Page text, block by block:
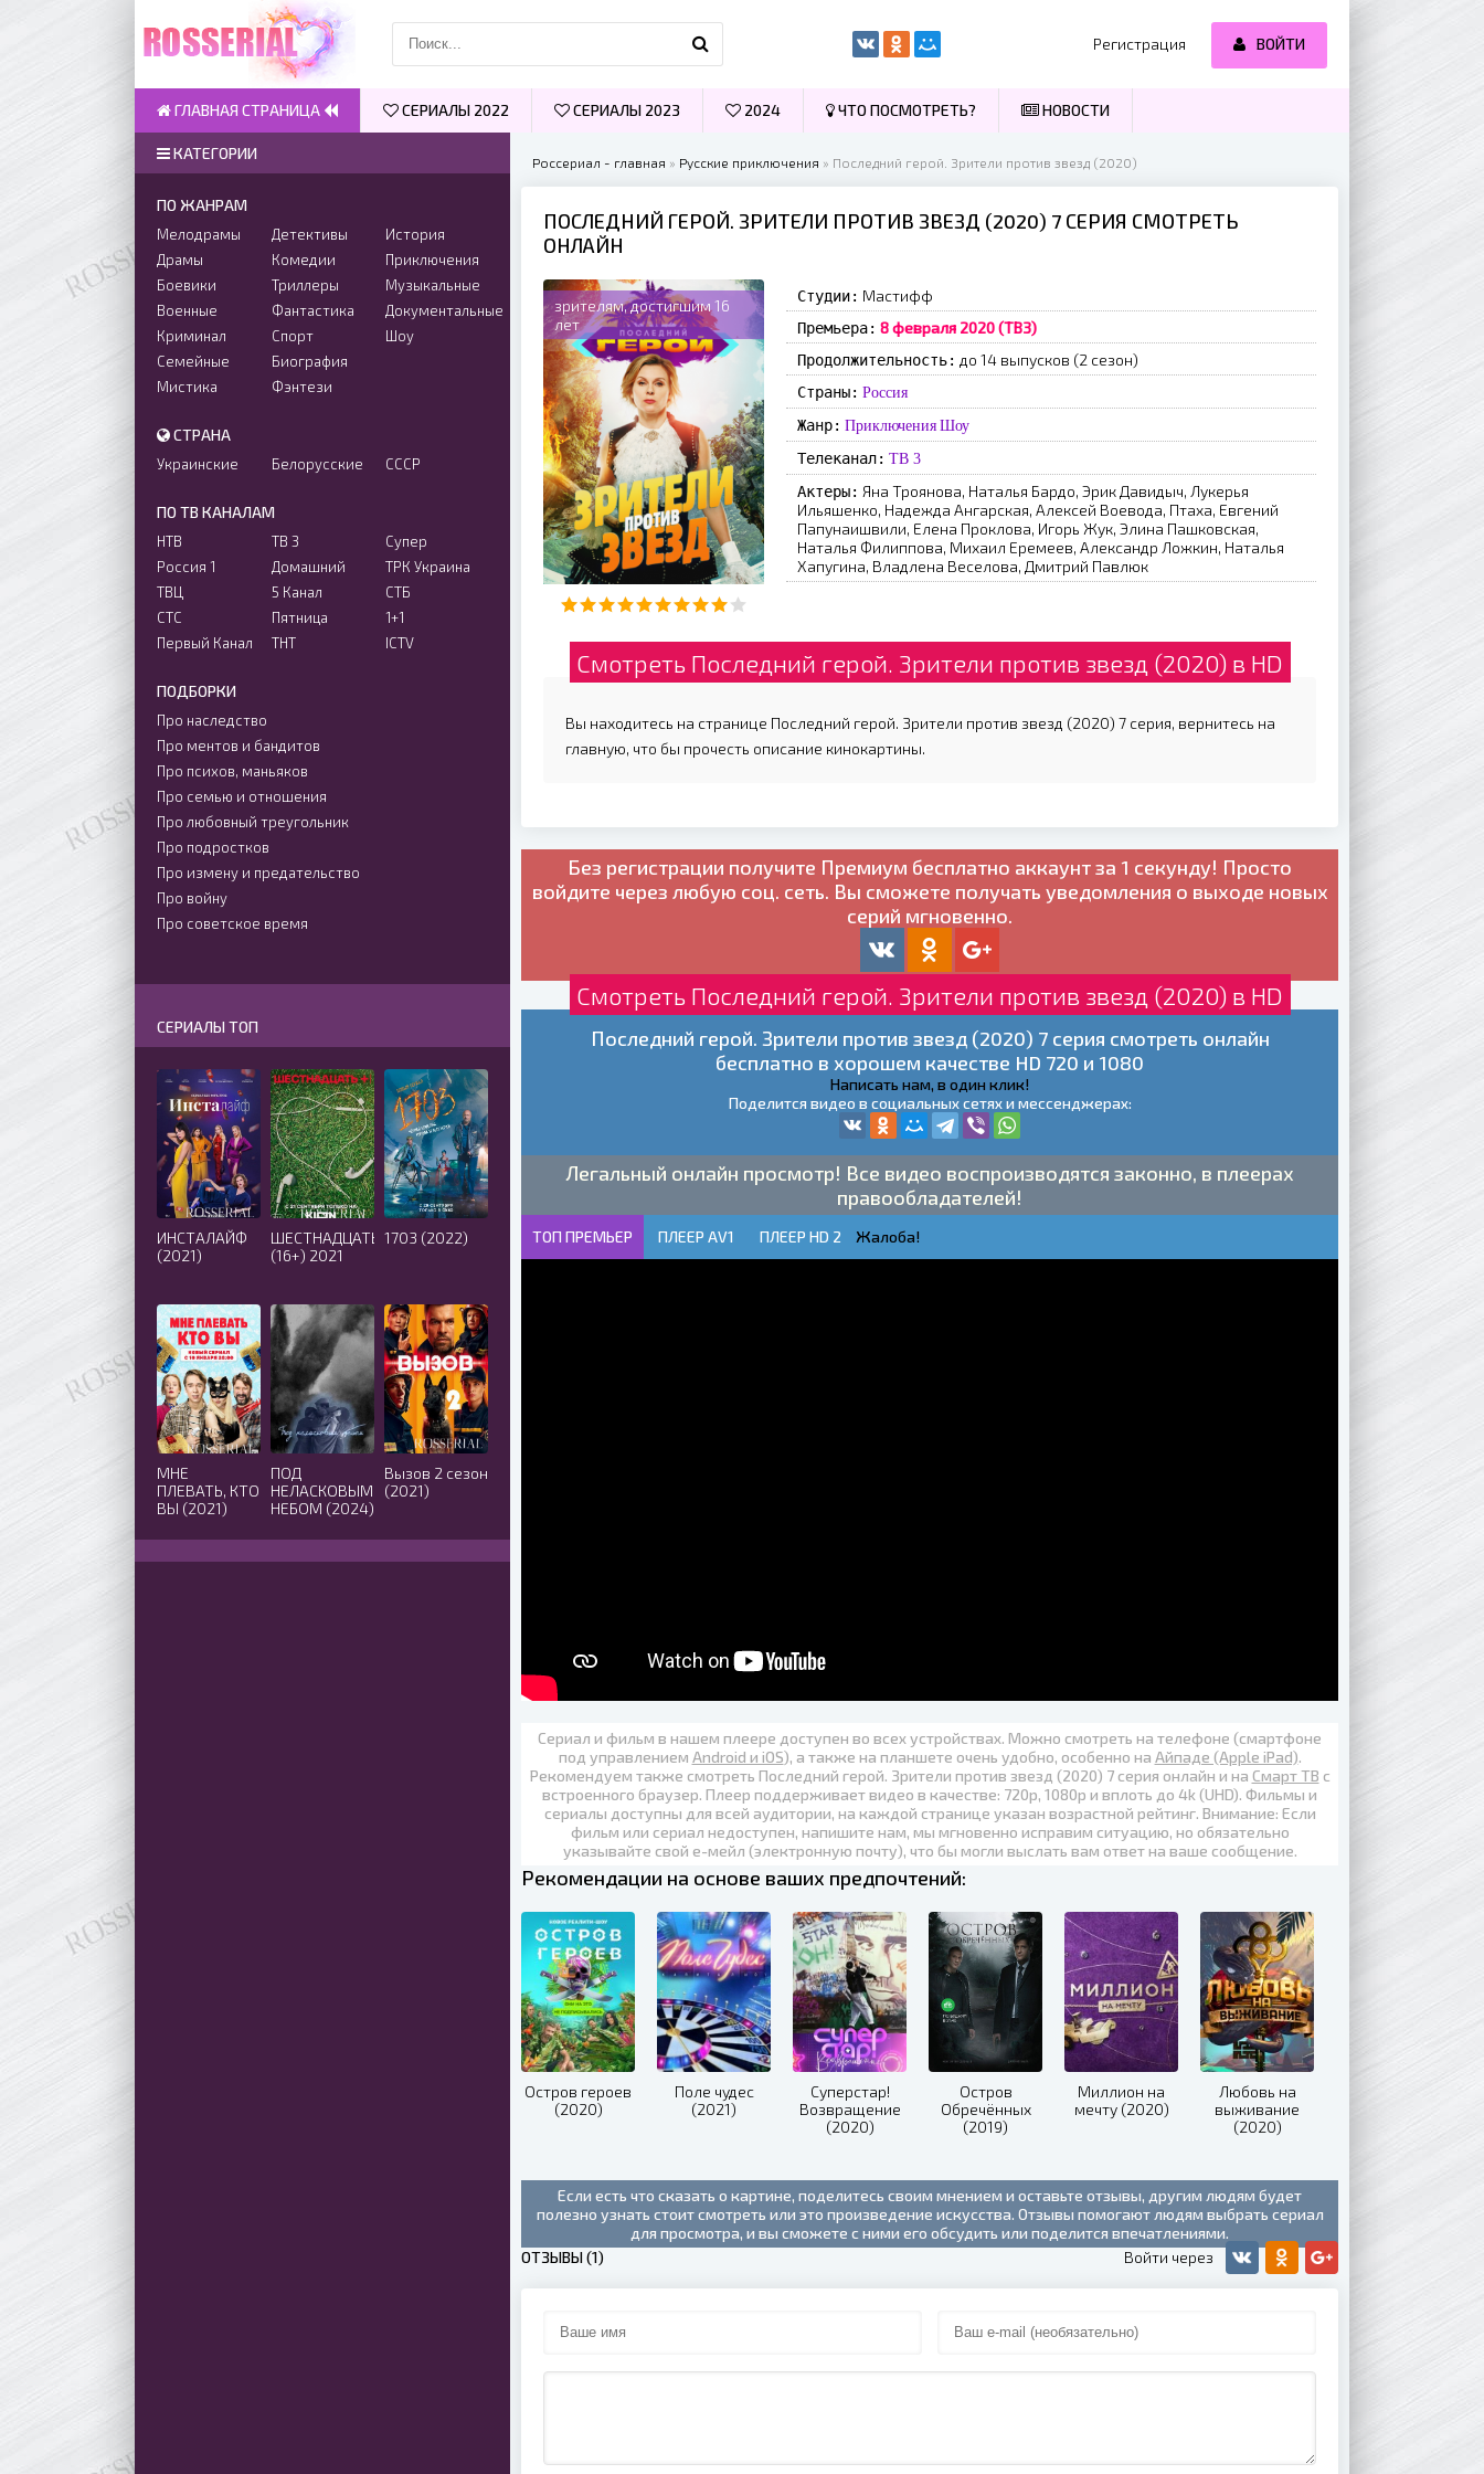
Россериал - главная » Русские приключения » Последний герой. Зрители против звезд (2020)
ПОСЛЕДНИЙ ГЕРОЙ. ЗРИТЕЛИ ПРОТИВ ЗВЕЗД (2020) 7 СЕРИЯ СМОТРЕТЬ
ОНЛАЙН
зрителям, достигшим 16
лет
Студии: Мастифф
Премьера: 8 февраля 2020 (ТВ3)
Продолжительность: до 14 выпусков (2 сезон)
Страны: Россия
Жанр: Приключения Шоу
Телеканал: ТВ 3
Актеры: Яна Троянова, Наталья Бардо, Эрик Давидыч, Лукерья
Ильяшенко, Надежда Ангарская, Алексей Воевода, Птаха, Евгений
Папунаишвили, Елена Проклова, Игорь Жук, Элина Пашковская,
Наталья Филиппова, Михаил Еремеев, Александр Ложкин, Наталья
Хапугина, Владлена Веселова, Дмитрий Павлюк
Смотреть Последний герой. Зрители против звезд (2020) в HD
Вы находитесь на странице Последний герой. Зрители против звезд (2020) 7 серия, вернитесь на
главную, что бы прочесть описание кинокартины.
Без регистрации получите Премиум бесплатно аккаунт за 1 секунду! Просто
войдите через любую соц. сеть. Вы сможете получать уведомления о выходе новых
серий мгновенно.
Смотреть Последний герой. Зрители против звезд (2020) в HD
Последний герой. Зрители против звезд (2020) 7 серия смотреть онлайн
бесплатно в хорошем качестве HD 720 и 1080
Написать нам, в один клик!
Поделится видео в социальных сетях и мессенджерах:
Легальный онлайн просмотр! Все видео воспроизводятся законно, в плеерах
правообладателей!
ТОП ПРЕМЬЕР ПЛЕЕР AV1 ПЛЕЕР HD 2 Жалоба!
Сериал и фильм в нашем плеере доступен во всех устройствах. Можно смотреть на телефоне (смартфоне
под управлением Android и iOS), а также на планшете очень удобно, особенно на Айпаде (Apple iPad).
Рекомендуем также смотреть Последний герой. Зрители против звезд (2020) 7 серия онлайн и на Смарт ТВ с
встроенного браузер. Плеер поддерживает видео в качестве: 720p, 1080p и вплоть до 4k (UHD). Фильмы и
сериалы доступны для всей аудитории, на каждой странице указан возрастной рейтинг. Внимание: Если
фильм или сериал недоступен, напишите нам, мы мгновенно исправим ситуацию, но обязательно
указывайте свой е-мейл (электронную почту), что бы могли выслать вам ответ на ваше сообщение.
Рекомендации на основе ваших предпочтений:
Остров героев
(2020)
Поле чудес
(2021)
Суперстар!
Возвращение
(2020)
Остров
Обречённых
(2019)
Миллион на
мечту (2020)
Любовь на
выживание
(2020)
Если есть что сказать о картине, поделитесь своим мнением и оставьте отзывы, другим людям будет
полезно узнать стоит смотреть или это произведение искусства. Отзывы помогают людям выбрать сериал
для просмотра, и вы сможете с ними его обсудить или поделится впечатлениями.
ОТЗЫВЫ (1)
КАТЕГОРИИ
ПО ЖАНРАМ
Мелодрамы
Драмы
Боевики
Военные
Криминал
Семейные
Мистика
Детективы
Комедии
Триллеры
Фантастика
Спорт
Биография
Фэнтези
История
Приключения
Музыкальные
Документальные
Шоу
СТРАНА
Украинские Белорусские СССР
ПО ТВ КАНАЛАМ
НТВ
Россия 1
ТВЦ
СТС
Первый Канал
ТВ 3
Домашний
5 Канал
Пятница
ТНТ
Супер
ТРК Украина
СТБ
1+1
ICTV
ПОДБОРКИ
Про наследство
Про ментов и бандитов
Про психов, маньяков
Про семью и отношения
Про любовный треугольник
Про подростков
Про измену и предательство
Про войну
Про советское время
СЕРИАЛЫ ТОП
ИНСТАЛАЙФ
(2021)
ШЕСТНАДЦАТЬ
(16+) 2021
1703 (2022)
МНЕ
ПЛЕВАТЬ, КТО
ВЫ (2021)
ПОД
НЕЛАСКОВЫМ
НЕБОМ (2024)
Вызов 2 сезон
(2021)
Регистрация ВОЙТИ
ГЛАВНАЯ СТРАНИЦА СЕРИАЛЫ 2022 СЕРИАЛЫ 2023 2024 ЧТО ПОСМОТРЕТЬ? НОВОСТИ